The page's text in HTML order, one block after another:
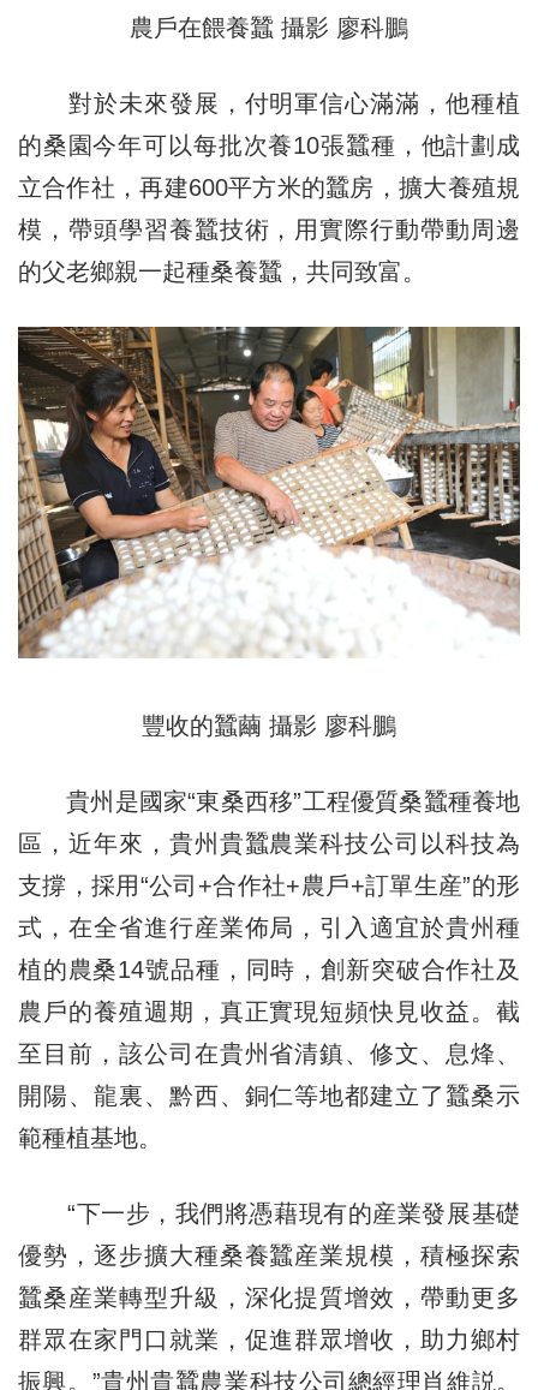
農戶在餵養蠶 攝影 廖科鵬
對於未來發展，付明軍信心滿滿，他種植
的桑園今年可以每批次養10張蠶種，他計劃成
立合作社，再建600平方米的蠶房，擴大養殖規
模，帶頭學習養蠶技術，用實際行動帶動周邊
的父老鄉親一起種桑養蠶，共同致富。
豐收的蠶繭 攝影 廖科鵬
貴州是國家“東桑西移”工程優質桑蠶種養地
區，近年來，貴州貴蠶農業科技公司以科技為
支撐，採用“公司+合作社+農戶+訂單生産”的形
式，在全省進行産業佈局，引入適宜於貴州種
植的農桑14號品種，同時，創新突破合作社及
農戶的養殖週期，真正實現短頻快見收益。截
至目前，該公司在貴州省清鎮、修文、息烽、
開陽、龍裏、黔西、銅仁等地都建立了蠶桑示
範種植基地。
“下一步，我們將憑藉現有的産業發展基礎
優勢，逐步擴大種桑養蠶産業規模，積極探索
蠶桑産業轉型升級，深化提質增效，帶動更多
群眾在家門口就業，促進群眾增收，助力鄉村
振興。”貴州貴蠶農業科技公司總經理肖維説。